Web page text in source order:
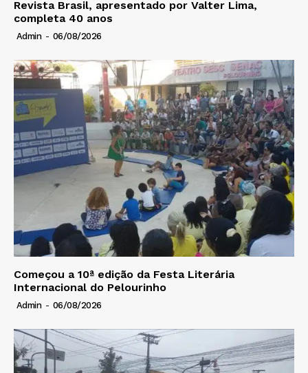
Revista Brasil, apresentado por Valter Lima,
completa 40 anos
Admin - 06/08/2026
Começou a 10ª edição da Festa Literária
Internacional do Pelourinho
Admin - 06/08/2026